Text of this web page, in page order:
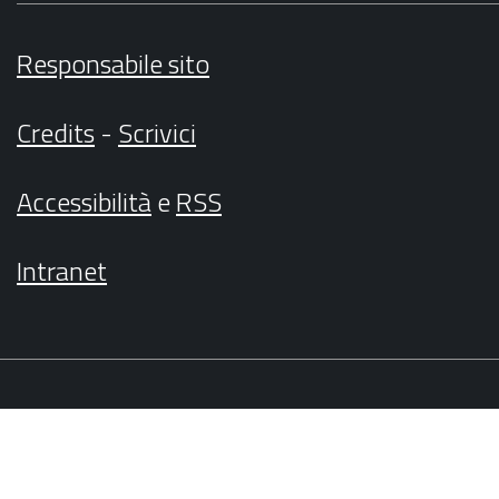
Responsabile sito
Credits- Scrivici
AccessibilitàeRSS
Intranet